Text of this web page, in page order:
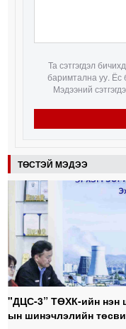
Та сэтгэгдэл
баримтална уу. Ёс
Мэдээний
ТӨСТЭЙ МЭДЭЭ
"ДЦС-3” ТӨХК-ийн нэн
ын шинэчлэлийн